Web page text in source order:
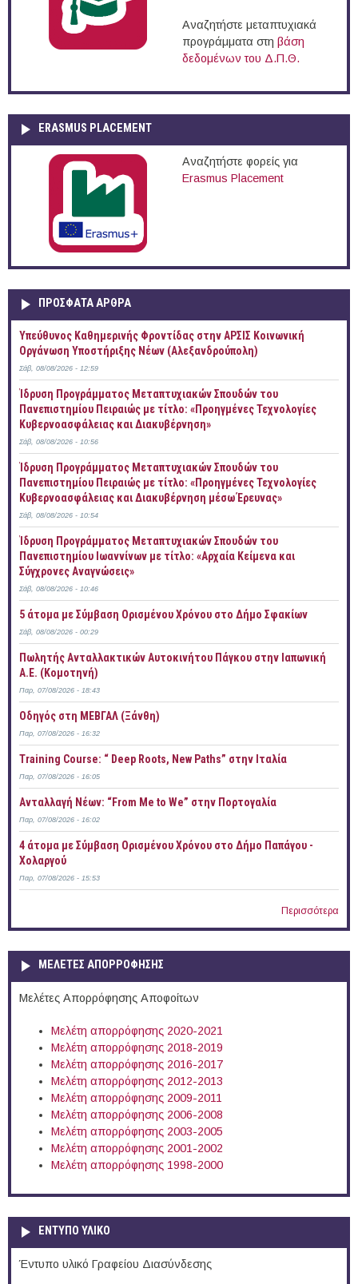
Αναζητήστε μεταπτυχιακά
προγράμματα στη βάση
δεδομένων του Δ.Π.Θ.
ERASMUS PLACEMENT
Αναζητήστε φορείς για
Erasmus Placement
ΠΡOΣΦΑΤΑ AΡΘΡΑ
Yπεύθυνος Καθημερινής Φροντίδας στην ΑΡΣΙΣ Κοινωνική
Οργάνωση Υποστήριξης Νέων (Αλεξανδρούπολη)
Σάβ, 08/08/2026 - 12:59
Ίδρυση Προγράμματος Μεταπτυχιακών Σπουδών του
Πανεπιστημίου Πειραιώς με τίτλο: «Προηγμένες Τεχνολογίες
Κυβερνοασφάλειας και Διακυβέρνηση»
Σάβ, 08/08/2026 - 10:56
Ίδρυση Προγράμματος Μεταπτυχιακών Σπουδών του
Πανεπιστημίου Πειραιώς με τίτλο: «Προηγμένες Τεχνολογίες
Κυβερνοασφάλειας και Διακυβέρνηση μέσω Έρευνας»
Σάβ, 08/08/2026 - 10:54
Ίδρυση Προγράμματος Μεταπτυχιακών Σπουδών του
Πανεπιστημίου Ιωαννίνων με τίτλο: «Αρχαία Κείμενα και
Σύγχρονες Αναγνώσεις»
Σάβ, 08/08/2026 - 10:46
5 άτομα με Σύμβαση Ορισμένου Χρόνου στο Δήμο Σφακίων
Σάβ, 08/08/2026 - 00:29
Πωλητής Ανταλλακτικών Αυτοκινήτου Πάγκου στην Ιαπωνική
Α.Ε. (Κομοτηνή)
Παρ, 07/08/2026 - 18:43
Οδηγός στη ΜΕΒΓΑΛ (Ξάνθη)
Παρ, 07/08/2026 - 16:32
Training Course: “ Deep Roots, New Paths” στην Ιταλία
Παρ, 07/08/2026 - 16:05
Ανταλλαγή Νέων: “From Me to We” στην Πορτογαλία
Παρ, 07/08/2026 - 16:02
4 άτομα με Σύμβαση Ορισμένου Χρόνου στο Δήμο Παπάγου -
Χολαργού
Παρ, 07/08/2026 - 15:53
Περισσότερα
ΜΕΛΕΤΕΣ ΑΠΟΡΡΟΦΗΣΗΣ
Μελέτες Απορρόφησης Αποφοίτων
Μελέτη απορρόφησης 2020-2021
Μελέτη απορρόφησης 2018-2019
Μελέτη απορρόφησης 2016-2017
Μελέτη απορρόφησης 2012-2013
Μελέτη απορρόφησης 2009-2011
Μελέτη απορρόφησης 2006-2008
Μελέτη απορρόφησης 2003-2005
Μελέτη απορρόφησης 2001-2002
Μελέτη απορρόφησης 1998-2000
ΕΝΤΥΠΟ ΥΛΙΚΟ
Έντυπο υλικό Γραφείου Διασύνδεσης